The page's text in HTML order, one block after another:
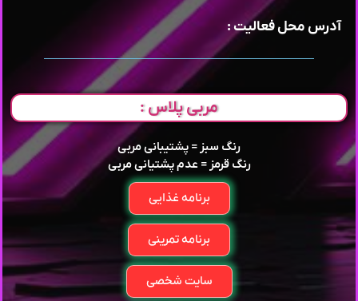
آدرس محل فعالیت :
مربی پلاس :
رنگ سبز = پشتیبانی مربی
رنگ قرمز = عدم پشتیانی مربی
برنامه غذایی
برنامه تمرینی
سایت شخصی